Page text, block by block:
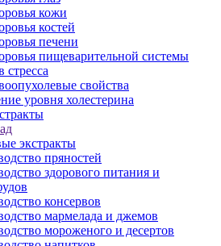
кожи
костей
печени
пищеварительной системы
стресса
свойства
уровня холестерина
экстракты
пряностей
здорового питания и
консервов
мармелада и джемов
мороженого и десертов